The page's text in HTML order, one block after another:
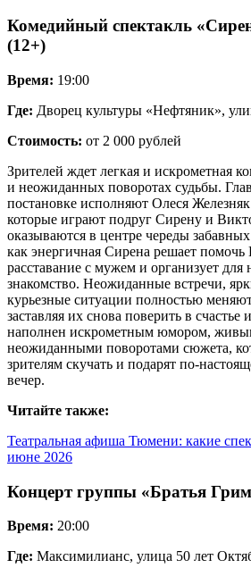
Комедийный спектакль
(12+)
Время: 19:00
Где: Дворец культуры «Нефтяник»,
Стоимость: от 2 000 рублей
Зрителей ждет легкая и искрометная
и неожиданных поворотах судьбы.
постановке исполняют Олеся
которые играют подруг Сирену и
оказываются в центре череды
как энергичная Сирена решает
расставание с мужем и организует для
знакомство. Неожиданные встречи,
курьезные ситуации полностью
заставляя их снова поверить в
наполнен искрометным юмором,
неожиданными поворотами сюжета,
зрителям скучать и подарят по-
вечер.
Читайте также:
Театральная афиша Тюмени: какие
июне 2026
Концерт группы «Братья
Время: 20:00
Где: Максимилианс, улица 50 лет